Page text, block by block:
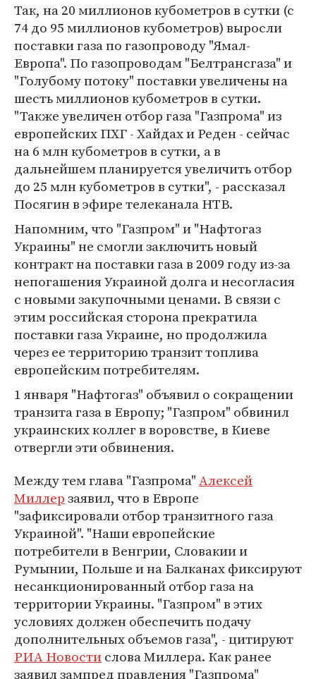
Так, на 20 миллионов кубометров в сутки (с
74 до 95 миллионов кубометров) выросли
поставки газа по газопроводу "Ямал-
Европа". По газопроводам "Белтрансгаза" и
"Голубому потоку" поставки увеличены на
шесть миллионов кубометров в сутки.
"Также увеличен отбор газа "Газпрома" из
европейских ПХГ - Хайдах и Реден - сейчас
на 6 млн кубометров в сутки, а в
дальнейшем планируется увеличить отбор
до 25 млн кубометров в сутки", - рассказал
Посягин в эфире телеканала НТВ.
Напомним, что "Газпром" и "Нафтогаз
Украины" не смогли заключить новый
контракт на поставки газа в 2009 году из-за
непогашения Украиной долга и несогласия
с новыми закупочными ценами. В связи с
этим российская сторона прекратила
поставки газа Украине, но продолжила
через ее территорию транзит топлива
европейским потребителям.
1 января "Нафтогаз" объявил о сокращении
транзита газа в Европу; "Газпром" обвинил
украинских коллег в воровстве, в Киеве
отвергли эти обвинения.
Между тем глава "Газпрома"Алексей
Миллерзаявил, что в Европе
"зафиксировали отбор транзитного газа
Украиной". "Наши европейские
потребители в Венгрии, Словакии и
Румынии, Польше и на Балканах фиксируют
несанкционированный отбор газа на
территории Украины. "Газпром" в этих
условиях должен обеспечить подачу
дополнительных объемов газа", - цитируют
РИА Новостислова Миллера. Как ранее
заявил зампред правления "Газпрома"